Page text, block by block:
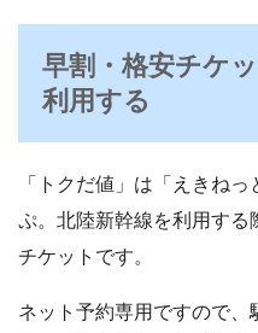
早割・格安チケ
利用する
「トクだ値」は「えきね
ぷ。北陸新幹線を利用す
チケットです。
ネット予約専用ですので